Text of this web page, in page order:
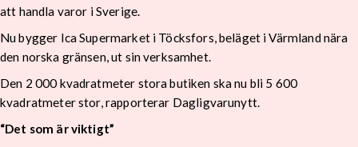
att handla varor i Sverige.
Nu bygger Ica Supermarket i Töcksfors, beläget i Värmland nära
den norska gränsen, ut sin verksamhet.
Den 2 000 kvadratmeter stora butiken ska nu bli 5 600
kvadratmeter stor, rapporterar Dagligvarunytt.
“Det som är viktigt”